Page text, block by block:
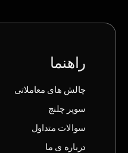
راهنما
چالش های معاملاتی
سوپر چلنج
سوالات متداول
درباره ی ما